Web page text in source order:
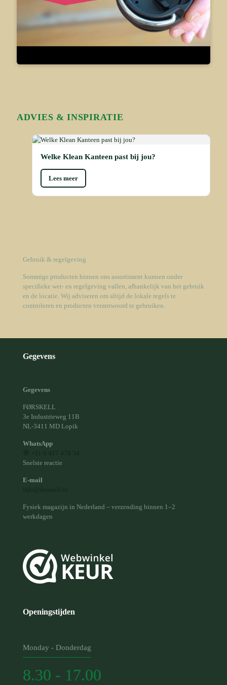
ADVIES & INSPIRATIE
Welke Klean Kanteen past bij jou?
Lees meer
Gebruik & regelgeving
Sommige producten binnen ons assortiment kunnen onder
specifieke wet- en regelgeving vallen, afhankelijk van het gebruik
en de locatie. Wij adviseren om altijd de lokale regels te
controleren en producten verantwoord te gebruiken.
Gegevens
Gegevens
FØRSKELL
3e Industrieweg 11B
NL-3411 MD Lopik
WhatsApp
💬 +31 6 417 470 34
Snelste reactie
E-mail
info@forskell.nl
Fysiek magazijn in Nederland – verzending binnen 1–2
werkdagen
Openingstijden
Monday - Donderdag
8.30 - 17.00